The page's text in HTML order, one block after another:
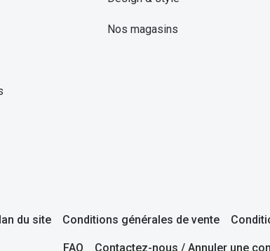
Nos magasins
du site Conditions générales de vente
FAQ Contactez-nous / Annuler une